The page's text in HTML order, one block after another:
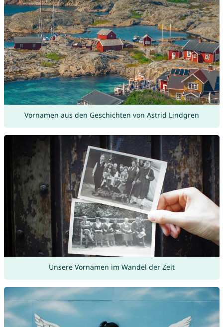
Vornamen aus den Geschichten von Astrid Lindgren
Unsere Vornamen im Wandel der Zeit